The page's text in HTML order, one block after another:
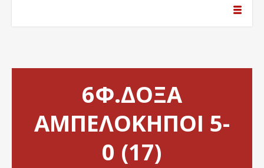
6Φ.ΔΟΞΑ
ΑΜΠΕΛΟΚΗΠΟΙ 5-
0 (17)